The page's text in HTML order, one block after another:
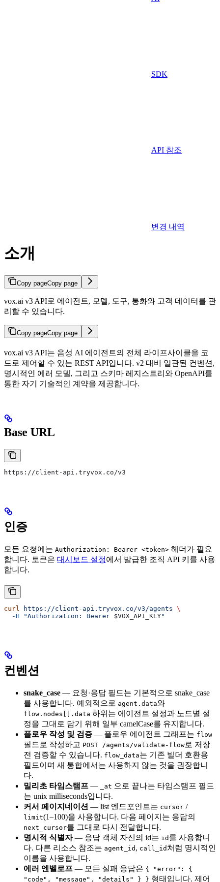
SDK
API 참조
변경 내역
소개
Copy pageCopy page
vox.ai v3 API로 에이전트, 모델, 도구, 통화와 고객 데이터를 관
리할 수 있습니다.
Copy pageCopy page
vox.ai v3 API는 음성 AI 에이전트의 전체 라이프사이클을 코
드로 제어할 수 있는 REST API입니다. v2 대비 일관된 컨벤션,
명시적인 에러 모델, 그리고 스키마 레지스트리와 OpenAPI를
통한 자기 기술적인 계약을 제공합니다.
Base URL
https://client-api.tryvox.co/v3
인증
모든 요청에는 Authorization: Bearer <token> 헤더가 필요
합니다. 토큰은 대시보드 설정에서 발급한 조직 API 키를 사용
합니다.
curl https://client-api.tryvox.co/v3/agents \
  -H
"Authorization: Bearer $VOX_API_KEY"
컨벤션
snake_case — 요청·응답 필드는 기본적으로 snake_case
를 사용합니다. 예외적으로 agent.data와
flow.nodes[].data 하위는 에이전트 설정과 노드별 설
정을 그대로 담기 위해 일부 camelCase를 유지합니다.
플로우 작성 및 검증 — 플로우 에이전트 그래프는 flow
필드로 작성하고 POST /agents/validate-flow로 저장
전 검증할 수 있습니다. flow_data는 기존 빌더 호환용
필드이며 새 통합에서는 사용하지 않는 것을 권장합니
다.
밀리초 타임스탬프 — _at 으로 끝나는 타임스탬프 필드
는 unix milliseconds입니다.
커서 페이지네이션 — list 엔드포인트는 cursor /
limit(1–100)을 사용합니다. 다음 페이지는 응답의
next_cursor를 그대로 다시 전달합니다.
명시적 식별자— 응답 객체 자신의 id는 id 를 사용합니
다. 다른 리소스 참조는 agent_id , call_id 처럼 명시적인
이름을 사용합니다.
에러 엔벨로프 — 모든 실패 응답은 { "error": {
"code", "message", "details" } } 형태입니다. 제어